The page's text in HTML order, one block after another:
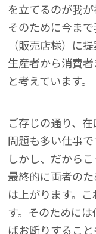
を立てるのが我が
そのために今ま
（販売店様）に
生産者から消費
と考えています。
ご存じの通り、
問題も多い仕事で
しかし、だから
最終的に両者の
は上がります。
す。そのために
ばお断りするこ